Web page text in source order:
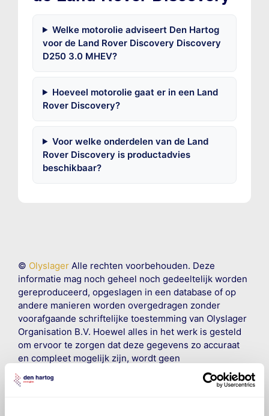
Welke motorolie adviseert Den Hartog
voor de Land Rover Discovery Discovery
D250 3.0 MHEV?
Hoeveel motorolie gaat er in een Land
Rover Discovery?
Voor welke onderdelen van de Land
Rover Discovery is productadvies
beschikbaar?
© OlyslagerAlle rechten voorbehouden. Deze
informatie mag noch geheel noch gedeeltelijk worden
gereproduceerd, opgeslagen in een database of op
andere manieren worden overgedragen zonder
voorafgaande schriftelijke toestemming van Olyslager
Organisation B.V. Hoewel alles in het werk is gesteld
om ervoor te zorgen dat deze gegevens zo accuraat
en compleet mogelijk zijn, wordt geen
aansprakelijkheid aanvaard, anders dan waartoe een
wettelijke verplichting bestaat, voor schade of verlies